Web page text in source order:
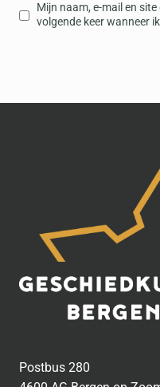
Mijn naam, e-mail en
volgende keer wanneer
Postbus 280